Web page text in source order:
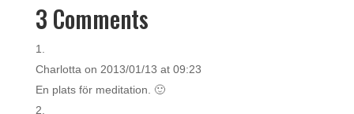
3 Comments
Charlotta on 2013/01/13 at 09:23
En plats för meditation. 🙂